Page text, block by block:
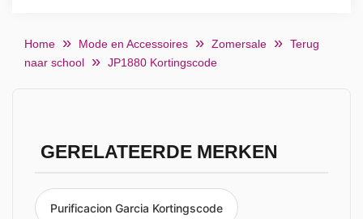
Home Mode en Accessoires Zomersale
Terug
naar school
JP1880 Kortingscode
GERELATEERDE MERKEN
Purificacion Garcia Kortingscode